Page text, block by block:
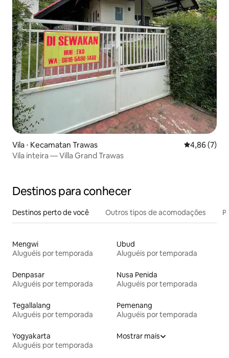
Vila ⋅ Kecamatan Trawas 4,86 de uma
4,86 (7)
Vila inteira — Villa Grand Trawas
Destinos para conhecer
Destinos perto de você Outros tipos de acomodações
Mengwi
Aluguéis por temporada
Ubud
Aluguéis por temporada
Denpasar
Aluguéis por temporada
Nusa Penida
Aluguéis por temporada
Tegallalang
Aluguéis por temporada
Pemenang
Aluguéis por temporada
Yogyakarta
Aluguéis por temporada
Mostrar mais